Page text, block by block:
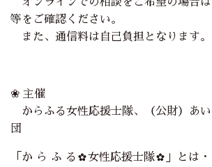
等をご確認ください。
また、通信料は自己負担となります。
❀ 主催
からふる女性応援士隊、（公財）あ
団
「か ら ふ る✿女性応援士隊✿」とは・